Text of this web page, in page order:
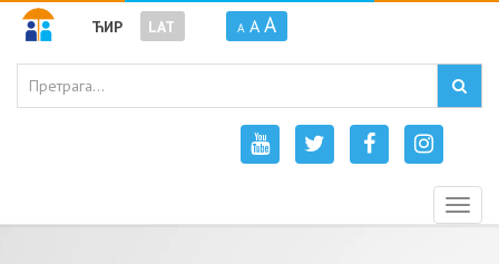
ЋИР LAT A A A